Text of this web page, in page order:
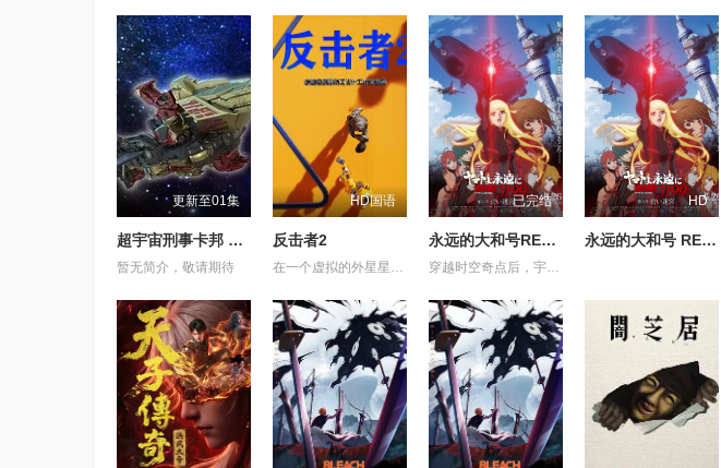
更新至01集
超宇宙刑事卡邦 无限 外传
暂无简介，敬请期待
HD国语
反击者2
已完结
永远的大和号REBEL3199第六章碧蓝迷宫
穿越时空奇点后，宇宙战舰大和号抵达了一个全新的世界。这里并非未来，而是2026年的东京。远在加米拉斯战争爆发之前。一个未受行星核弹摧残的古老地球。如果大和号在这个时代驶向加米拉斯星球，未来或许会被改变。德萨里姆试图实现的“历史篡改”——土门龙介也面临着同样的诱惑。人类被德萨里姆改造的未来，以及战争本身的历史，或许都会消失。宇宙战舰大和号——以及他们自身——也将不复存在。然而，和平将会留存。一个阻止悲剧发生的绝望愿望。在莎夏猩红双眼的注视下，大和号化作一艘漆黑的战舰。在它留下的痕迹尽头，等待着它的是什么？
HD
永远的大和号 REBEL3199 第六章 碧蓝迷宫